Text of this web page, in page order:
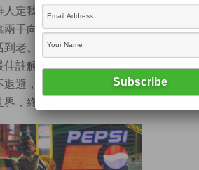
定我去或留，定我心中的
兩手向理想揮手……自信打
老。」這段歌詞無疑是對
佳註解。創業者要緊記：
退避，夢想有日達成，找到
，終可見！」。